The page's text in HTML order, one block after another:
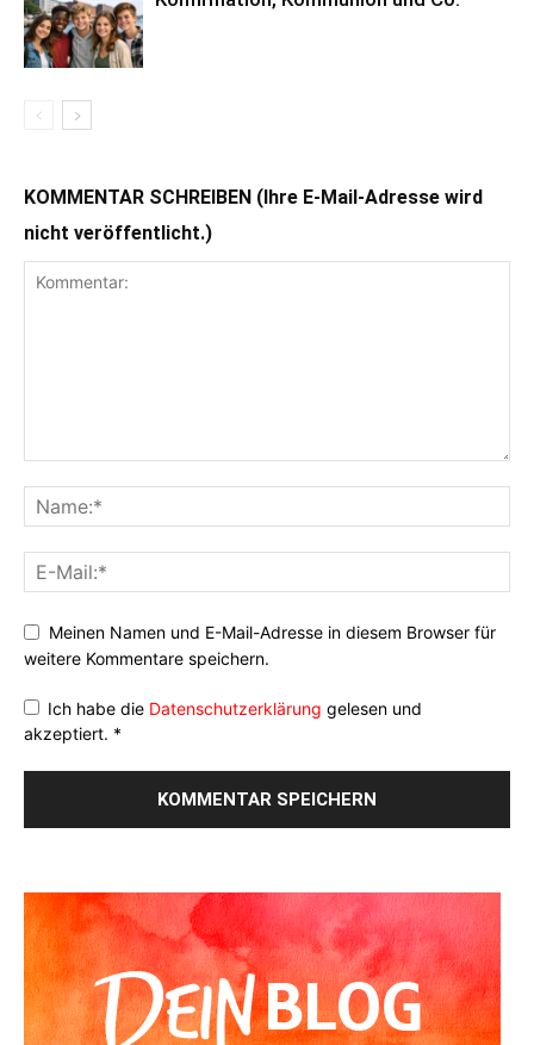
KOMMENTAR SCHREIBEN (Ihre E-Mail-Adresse wird
nicht veröffentlicht.)
Meinen Namen und E-Mail-Adresse in diesem Browser für
weitere Kommentare speichern.
Ich habe die Datenschutzerklärung gelesen und
akzeptiert. *